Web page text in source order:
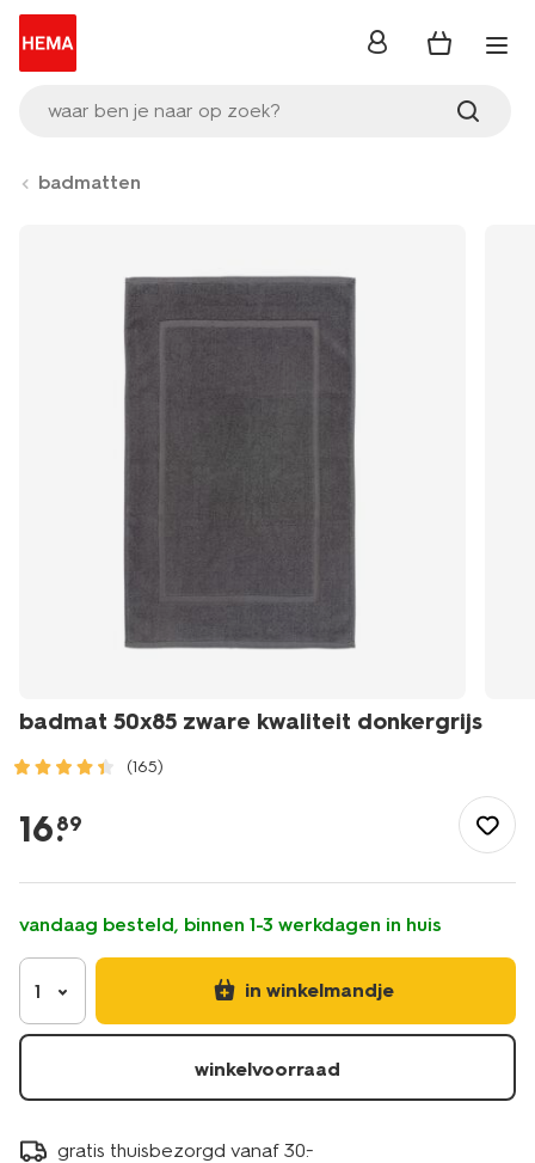
waar ben je naar op zoek?
inloggen
badmatten
badmat 50x85 zware kwaliteit donkergrijs
(165)
slapen/badkamer/badmatten/badmat-
50x85-
kwaliteit-
donkergrijs-
5250008.html
16.
89
vandaag besteld, binnen 1-3 werkdagen in huis
1 in winkelmandje
winkelvoorraad
gratis thuisbezorgd vanaf 30.-